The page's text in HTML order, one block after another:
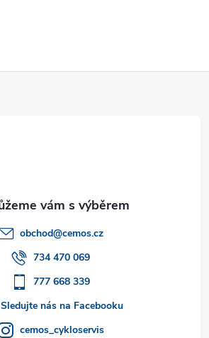
obchod@cemos.cz
734 470 069
777 668 339
Sledujte nás na Facebooku
cemos_cykloservis